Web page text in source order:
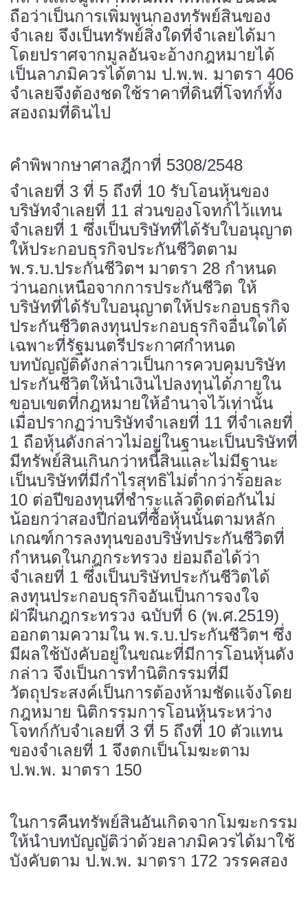
ถือว่าเป็นการเพิ่มพูนกองทรัพย์สินของ
จำเลย จึงเป็นทรัพย์สิ่งใดที่จำเลยได้มา
โดยปราศจากมูลอันจะอ้างกฎหมายได้
เป็นลาภมิควรได้ตาม ป.พ.พ. มาตรา 406
จำเลยจึงต้องชดใช้ราคาที่ดินที่โจทก์ทั้ง
สองถมที่ดินไป
คำพิพากษาศาลฎีกาที่ 5308/2548
จำเลยที่ 3 ที่ 5 ถึงที่ 10 รับโอนหุ้นของ
บริษัทจำเลยที่ 11 ส่วนของโจทก์ไว้แทน
จำเลยที่ 1 ซึ่งเป็นบริษัทที่ได้รับใบอนุญาต
ให้ประกอบธุรกิจประกันชีวิตตาม
พ.ร.บ.ประกันชีวิตฯ มาตรา 28 กำหนด
ว่านอกเหนือจากการประกันชีวิต ให้
บริษัทที่ได้รับใบอนุญาตให้ประกอบธุรกิจ
ประกันชีวิตลงทุนประกอบธุรกิจอื่นใดได้
เฉพาะที่รัฐมนตรีประกาศกำหนด
บทบัญญัติดังกล่าวเป็นการควบคุมบริษัท
ประกันชีวิตให้นำเงินไปลงทุนได้ภายใน
ขอบเขตที่กฎหมายให้อำนาจไว้เท่านั้น
เมื่อปรากฏว่าบริษัทจำเลยที่ 11 ที่จำเลยที่
1 ถือหุ้นดังกล่าวไม่อยู่ในฐานะเป็นบริษัทที่
มีทรัพย์สินเกินกว่าหนี้สินและไม่มีฐานะ
เป็นบริษัทที่มีกำไรสุทธิไม่ต่ำกว่าร้อยละ
10 ต่อปีของทุนที่ชำระแล้วติดต่อกันไม่
น้อยกว่าสองปีก่อนที่ซื้อหุ้นนั้นตามหลัก
เกณฑ์การลงทุนของบริษัทประกันชีวิตที่
กำหนดในกฎกระทรวง ย่อมถือได้ว่า
จำเลยที่ 1 ซึ่งเป็นบริษัทประกันชีวิตได้
ลงทุนประกอบธุรกิจอันเป็นการจงใจ
ฝ่าฝืนกฎกระทรวง ฉบับที่ 6 (พ.ศ.2519)
ออกตามความใน พ.ร.บ.ประกันชีวิตฯ ซึ่ง
มีผลใช้บังคับอยู่ในขณะที่มีการโอนหุ้นดัง
กล่าว จึงเป็นการทำนิติกรรมที่มี
วัตถุประสงค์เป็นการต้องห้ามชัดแจ้งโดย
กฎหมาย นิติกรรมการโอนหุ้นระหว่าง
โจทก์กับจำเลยที่ 3 ที่ 5 ถึงที่ 10 ตัวแทน
ของจำเลยที่ 1 จึงตกเป็นโมฆะตาม
ป.พ.พ. มาตรา 150
ในการคืนทรัพย์สินอันเกิดจากโมฆะกรรม
ให้นำบทบัญญัติว่าด้วยลาภมิควรได้มาใช้
บังคับตาม ป.พ.พ. มาตรา 172 วรรคสอง